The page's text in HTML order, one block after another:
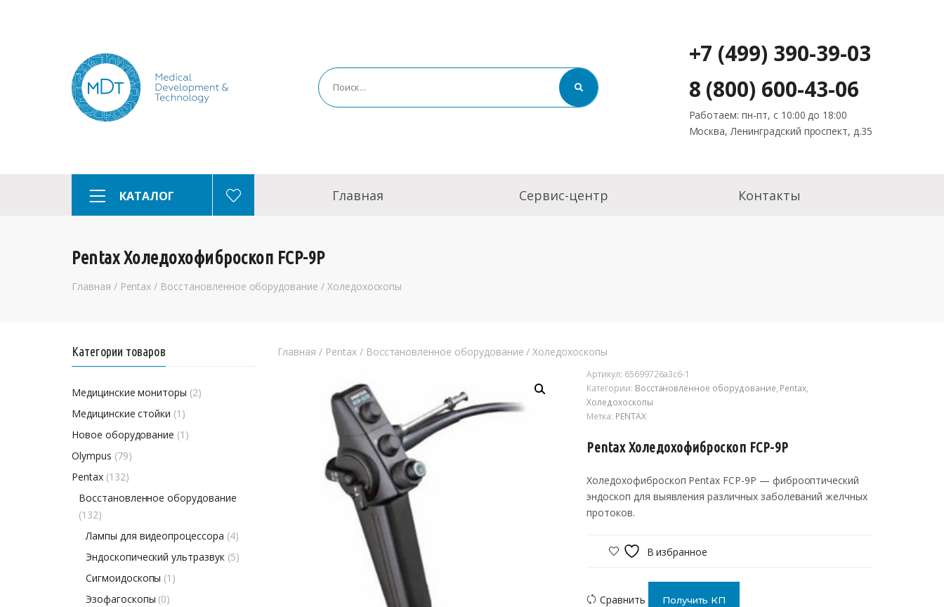
+7 (499) 390-39-03
8 (800) 600-43-06
Работаем: пн-пт, с 10:00 до 18:00
Москва, Ленинградский проспект, д.35
КАТАЛОГ Главная Сервис-центр Контакты
Pentax Холедохофиброскоп FCP-9P
Главная / Pentax / Восстановленное оборудование / Холедохоскопы
Категории товаров
Медицинские мониторы (2)
Медицинские стойки (1)
Новое оборудование (1)
Olympus (79)
Pentax (132)
Восстановленное оборудование
(132)
Лампы для видеопроцессора (4)
Эндоскопический ультразвук (5)
Сигмоидоскопы (1)
Эзофагоскопы (0)
Главная / Pentax/ Восстановленное оборудование /Холедохоскопы
Артикул: 65699726a3c6-1
Категории: Восстановленное оборудование Pentax
Холедохоскопы
Метка: PENTAX
Pentax Холедохофиброскоп FCP-9P
Холедохофиброскоп Pentax FCP-9P — фиброоптический
эндоскоп для выявления различных заболеваний желчных
протоков.
В избранное
Сравнить Получить КП